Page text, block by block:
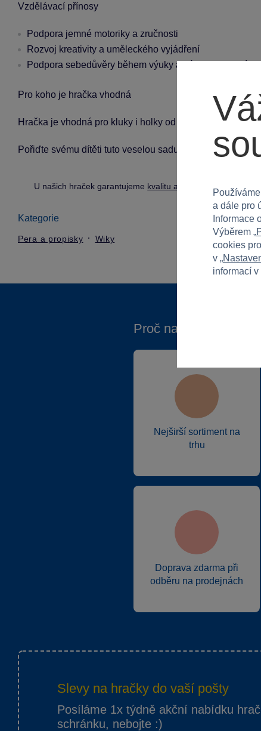
Vzdělávací přínosy
Podpora jemné motoriky a zručnosti
Rozvoj kreativity a uměleckého vyjádření
Podpora sebedůvěry během výuky a zábavy s psaním
Pro koho je hračka vhodná
Hračka je vhodná pro kluky i holky od 5 let. Skvělá pro
Pořiďte svému dítěti tuto veselou sadu propisek a
U našich hraček garantujeme kvalitu a bezpečnost
Kategorie
Pera a propisky Wiky
Proč nakupovat ve
Nejširší sortiment na
trhu
Doprava zdarma při
odběru na prodejnách
Slevy na hračky do vaší pošty
Posíláme 1x týdně akční nabídku
schránku, nebojte :)
a dále pro
Informace
Výběrem „
cookies
v „
informací v